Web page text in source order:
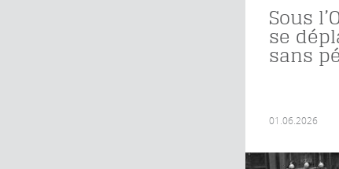
Sous
se
sans
01.06.2026